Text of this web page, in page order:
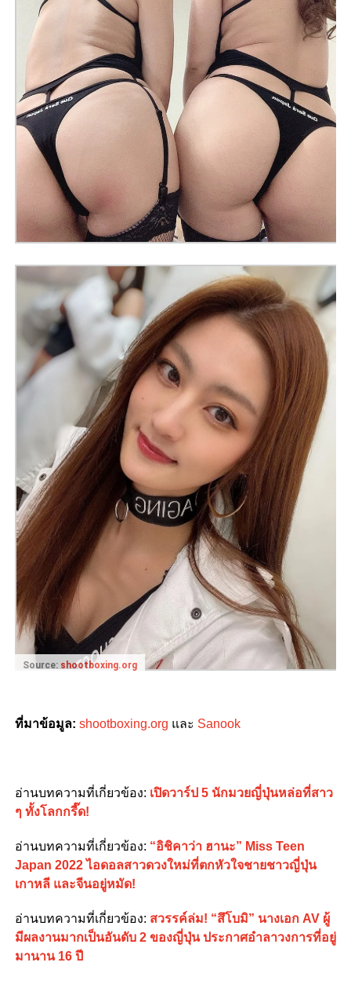
Source: shootboxing.org
ที่มาข้อมูล: shootboxing.org และ Sanook
อ่านบทความที่เกี่ยวข้อง: เปิดวาร์ป 5 นักมวยญี่ปุ่นหล่อที่สาว
ๆ ทั้งโลกกรี๊ด!
อ่านบทความที่เกี่ยวข้อง: “อิชิคาว่า ฮานะ” Miss Teen
Japan 2022 ไอดอลสาวดวงใหม่ที่ตกหัวใจชายชาวญี่ปุ่น
เกาหลี และจีนอยู่หมัด!
อ่านบทความที่เกี่ยวข้อง: สวรรค์ล่ม! “สึโบมิ” นางเอก AV ผู้
มีผลงานมากเป็นอันดับ 2 ของญี่ปุ่น ประกาศอำลาวงการที่อยู่
มานาน 16 ปี